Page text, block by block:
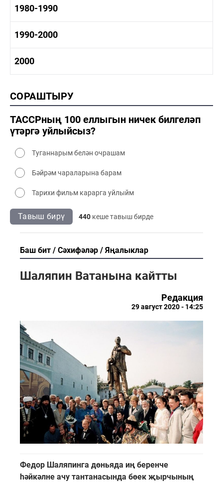
1970-1980 тарих
1970-1980 мәдәният
1980-1990
1980-1990 тарих
1980-1990 мәдәният
1990-2000
1990-2000 мәдәният
2000
2000 сәнәгать
2000 мәдәният
СОРАШТЫРУ
ТАССРның 100 еллыгын ничек билгеләп
үтәргә уйлыйсыз?
Туганнарым белән очрашам
Бәйрәм чараларына барам
Тарихи фильм карарга уйлыйм
Тавыш бирү 440 кеше тавыш бирде
Баш бит Сәхифәләр Яңалыклар
Шаляпин Ватанына кайтты
Редакция
29 август 2020 - 14:25
Федор Шаляпинга дөньяда иң беренче
һәйкәлне ачу тантанасында бөек җырчының